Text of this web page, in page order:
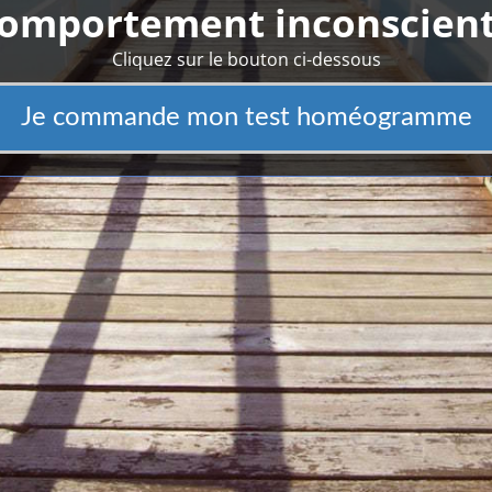
Cliquez sur le bouton ci-dessous
Je commande mon test homéogramme